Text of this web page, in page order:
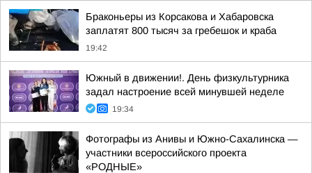
Браконьеры из Корсакова и Хабаровска
заплатят 800 тысяч за гребешок и краба
19:42
Южный в движении!. День физкультурника
задал настроение всей минувшей неделе
19:34
Фотографы из Анивы и Южно-Сахалинска —
участники всероссийского проекта
«РОДНЫЕ»